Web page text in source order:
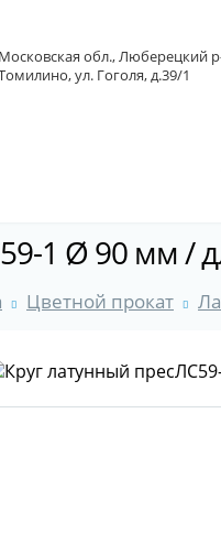
Московская обл., Люберецкий
ул. Гоголя, д.39/1
1 Ø 90 мм /
Цветной прокат